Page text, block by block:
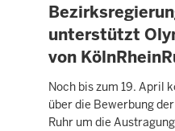
PRESSEMITTEILUNG
unterstützt
von
Noch bis zum 19. April
über die Bewerbung
Ruhr um die